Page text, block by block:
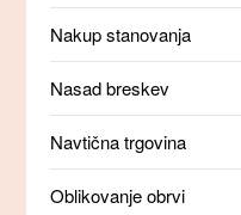
Nakup stanovanja
Nasad breskev
Navtična trgovina
Oblikovanje obrvi